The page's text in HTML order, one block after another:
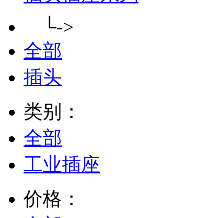
└->
全部
插头
类别：
全部
工业插座
价格：